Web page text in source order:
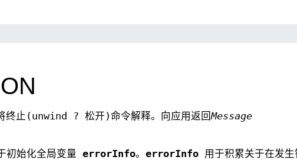
终止(unwind ? 松开)命令解释。向应用返回Message
初始化全局变量 errorInfo。 errorInfo 用于积累关于在发生